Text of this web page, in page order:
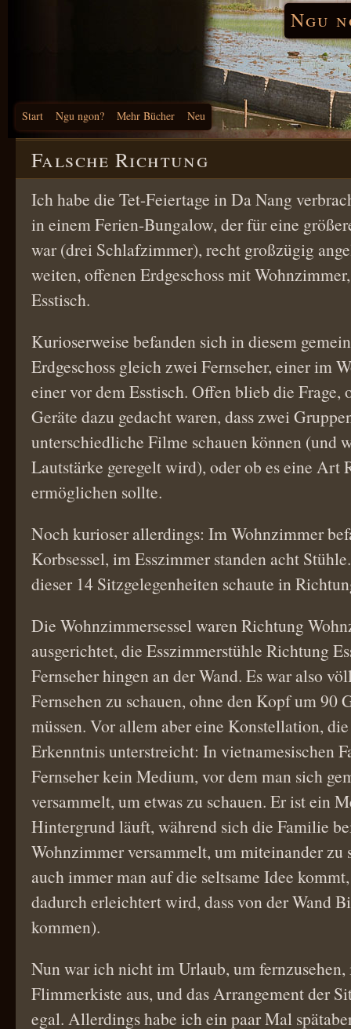
Ngu
Start Ngu ngon? Mehr Bücher Neu
Falsche Richtung
Ich habe die Tet-Feiertage in Da Nang
in einem Ferien-Bungalow, der für eine
war (drei Schlafzimmer), recht großzügig
weiten, offenen Erdgeschoss mit
Esstisch.
Kurioserweise befanden sich in diesem
Erdgeschoss gleich zwei Fernseher, einer im
einer vor dem Esstisch. Offen blieb die Frage,
Geräte dazu gedacht waren, dass zwei
unterschiedliche Filme schauen können (und
Lautstärke geregelt wird), oder ob es eine Art
ermöglichen sollte.
Noch kurioser allerdings: Im Wohnzimmer
Korbsessel, im Esszimmer standen acht
dieser 14 Sitzgelegenheiten schaute in
Die Wohnzimmersessel waren Richtung
ausgerichtet, die Esszimmerstühle Richtung
Fernseher hingen an der Wand. Es war also
Fernsehen zu schauen, ohne den Kopf um 90
müssen. Vor allem aber eine Konstellation,
Erkenntnis unterstreicht: In vietnamesischen
Fernseher kein Medium, vor dem man sich
versammelt, um etwas zu schauen. Er ist ein
Hintergrund läuft, während sich die Familie
Wohnzimmer versammelt, um miteinander zu
auch immer man auf die seltsame Idee
dadurch erleichtert wird, dass von der Wand
kommen).
Nun war ich nicht im Urlaub, um
Flimmerkiste aus, und das Arrangement der
egal. Allerdings habe ich ein paar Mal